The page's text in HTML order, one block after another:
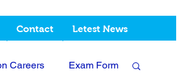
Contact Letest News
Careers Exam Form